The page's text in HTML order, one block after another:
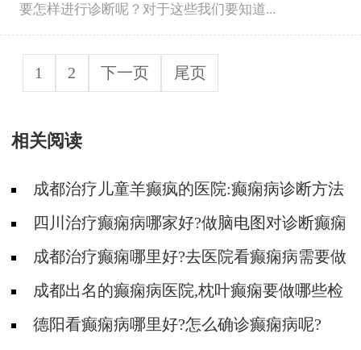
要怎样进行诊断呢？对于这些我们要知道...
1 2 下一页 尾页
相关阅读
成都治疗儿童羊癫疯的医院:癫痫病诊断方法
有哪些?
四川治疗癫痫病哪家好?做脑电图对诊断癫痫
有什么用?
成都治疗癫痫哪里好?去医院看癫痫病需要做
哪些检查呢?
成都出名的癫痫病医院,枕叶癫痫要做哪些检
查?德阳看癫痫病哪里好?怎么确诊癫痫病呢?